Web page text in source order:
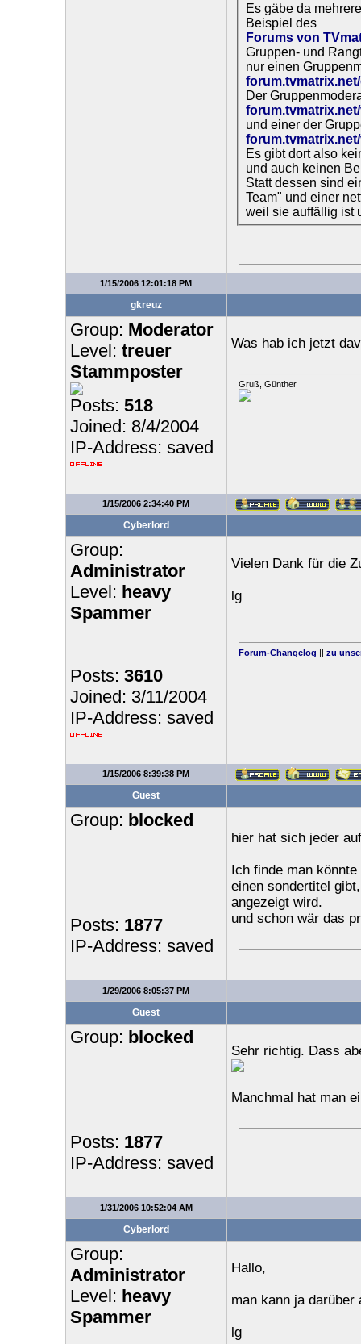
Es gäbe da
Beispiel des
Forums von
Gruppen- und
nur einen
Der
und einer der
Es gibt dort also
und auch keinen
Statt dessen sind
Team" und einer
weil sie auffällig ist
1/15/2006 12:01:18 PM
gkreuz
Group: Moderator
Level: treuer
Stammposter
Posts: 518
Joined: 8/4/2004
IP-Address: saved
Was hab ich jetzt
Gruß, Günther
1/15/2006 2:34:40 PM
Cyberlord
Group:
Administrator
Level: heavy
Spammer
Posts: 3610
Joined: 3/11/2004
IP-Address: saved
Vielen Dank für die
lg
Forum-Changelog || zu
1/15/2006 8:39:38 PM
Guest
Group: blocked
Posts: 1877
IP-Address: saved
hier hat sich jeder
Ich finde man
einen sondertitel
angezeigt wird.
und schon wär das
1/29/2006 8:05:37 PM
Guest
Group: blocked
Posts: 1877
IP-Address: saved
Sehr richtig. Dass
Manchmal hat man
1/31/2006 10:52:04 AM
Cyberlord
Group:
Administrator
Level: heavy
Spammer
Hallo,
man kann ja
lg